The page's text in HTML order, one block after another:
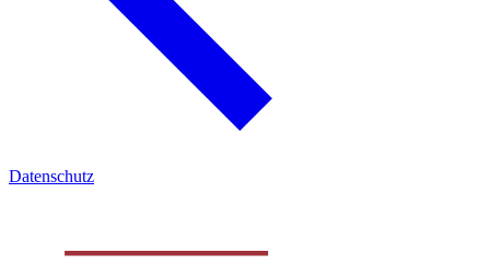
Datenschutz